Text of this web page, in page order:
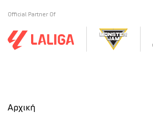
Official Partner Of
Αρχική